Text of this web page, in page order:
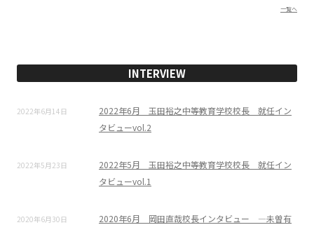
一覧へ
INTERVIEW
2022年6月14日
2022年6月 玉田裕之中等教育学校校長 就任イン
タビューvol.2
2022年5月23日
2022年5月 玉田裕之中等教育学校校長 就任イン
タビューvol.1
2020年6月30日
2020年6月 岡田直哉校長インタビュー ―未曽有